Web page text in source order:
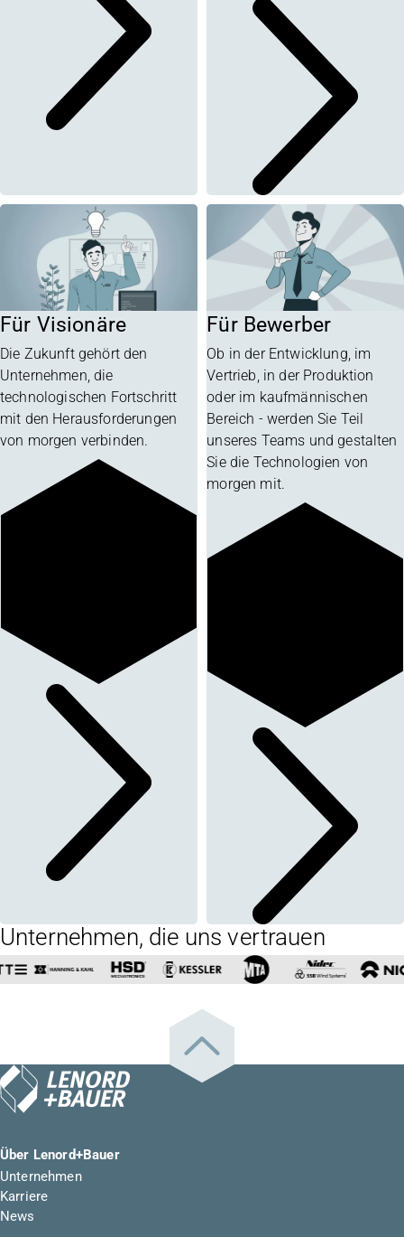
Für Visionäre
Die Zukunft gehört den
Unternehmen, die
technologischen Fortschritt
mit den Herausforderungen
von morgen verbinden.
Für Bewerber
Ob in der Entwicklung, im
Vertrieb, in der Produktion
oder im kaufmännischen
Bereich - werden Sie Teil
unseres Teams und gestalten
Sie die Technologien von
morgen mit.
Unternehmen, die uns vertrauen
Über Lenord+Bauer
Unternehmen
Karriere
News